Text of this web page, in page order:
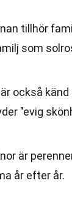
tillhör
som
också
"evig
är
år efter år.